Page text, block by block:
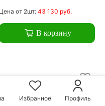
Цена от 2шт: 43 130 руб.
В корзину
Избранное Профиль